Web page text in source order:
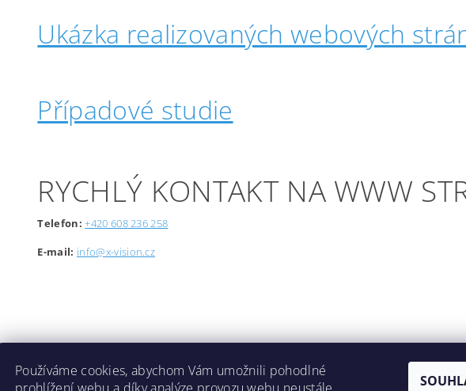
Ukázka realizovaných webových
Případové studie
RYCHLÝ KONTAKT NA WWW
Telefon: +420 608 236 258
E-mail: info@x-vision.cz
Používáme cookies, abychom Vám umožnili pohodlné